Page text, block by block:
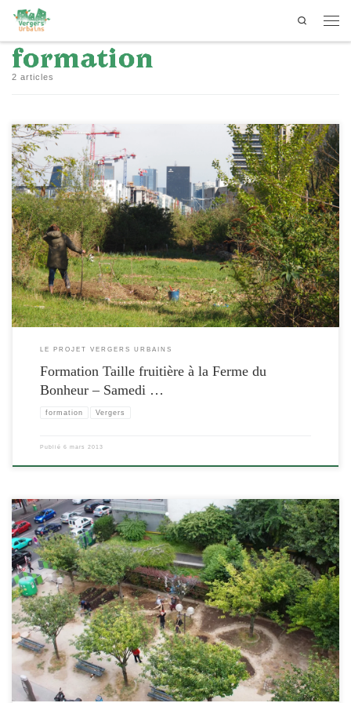
Passer au contenu
Search
formation
2 articles
[…]
LE PROJET VERGERS URBAINS
Formation Taille fruitière à la Ferme du
Bonheur – Samedi …
formation Vergers
Publié 6 mars 2013
[…]